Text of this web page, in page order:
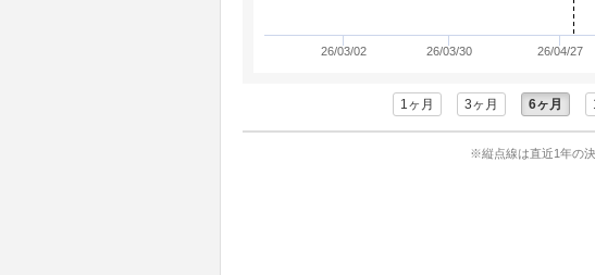
26/03/02 26/03/30 26/04/27
1ヶ月 3ヶ月 6ヶ月
※縦点線は直近1年の